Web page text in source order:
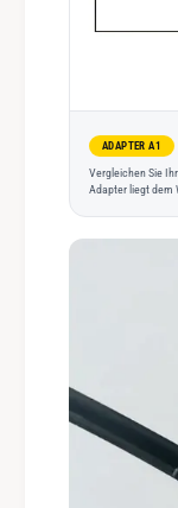
ADAPTER A1
Vergleichen Sie
Adapter liegt dem